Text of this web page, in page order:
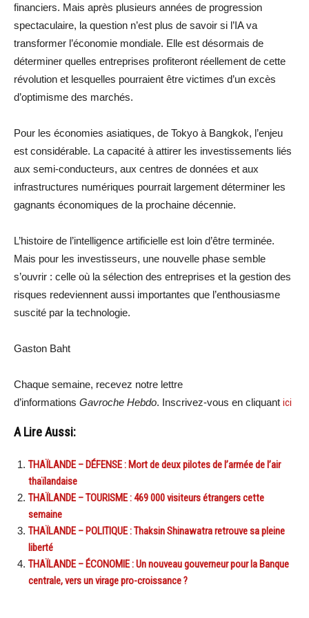
financiers. Mais après plusieurs années de progression
spectaculaire, la question n’est plus de savoir si l’IA va
transformer l’économie mondiale. Elle est désormais de
déterminer quelles entreprises profiteront réellement de cette
révolution et lesquelles pourraient être victimes d’un excès
d’optimisme des marchés.
Pour les économies asiatiques, de Tokyo à Bangkok, l’enjeu
est considérable. La capacité à attirer les investissements liés
aux semi-conducteurs, aux centres de données et aux
infrastructures numériques pourrait largement déterminer les
gagnants économiques de la prochaine décennie.
L’histoire de l’intelligence artificielle est loin d’être terminée.
Mais pour les investisseurs, une nouvelle phase semble
s’ouvrir : celle où la sélection des entreprises et la gestion des
risques redeviennent aussi importantes que l’enthousiasme
suscité par la technologie.
Gaston Baht
Chaque semaine, recevez notre lettre
d’informations Gavroche Hebdo. Inscrivez-vous en cliquant ici
A Lire Aussi:
THAÏLANDE – DÉFENSE : Mort de deux pilotes de l’armée de l’air
thaïlandaise
THAÏLANDE – TOURISME : 469 000 visiteurs étrangers cette
semaine
THAÏLANDE – POLITIQUE : Thaksin Shinawatra retrouve sa pleine
liberté
THAÏLANDE – ÉCONOMIE : Un nouveau gouverneur pour la Banque
centrale, vers un virage pro-croissance ?